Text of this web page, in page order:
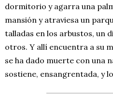
dormitorio y agarra una
mansión y atraviesa un
talladas en los arbustos, un
otros. Y allí encuentra a su
se ha dado muerte con una
sostiene, ensangrentada, y